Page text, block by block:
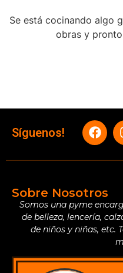
Se está cocinando algo
obras y
Síguenos!
Sobre Nosotros
Somos una pyme
de belleza, lencería,
de niños y niñas, etc.